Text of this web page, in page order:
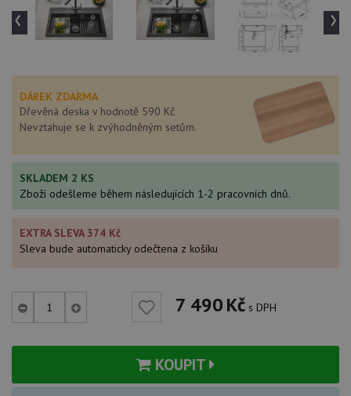
‹ ›
DÁREK ZDARMA
Dřevěná deska v hodnotě 590 Kč
Nevztahuje se k zvýhodněným setům.
SKLADEM 2 KS
Zboží odešleme během následujících 1-2 pracovních dnů.
EXTRA SLEVA 374 Kč
Sleva bude automaticky odečtena z košíku
7 490Kč s DPH
KOUPIT